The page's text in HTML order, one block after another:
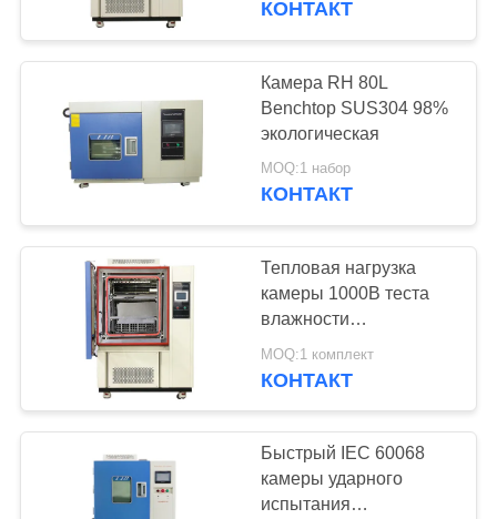
испытательной
камеры
56
UV камера
испытания
выветривания
КОНТАКТ
Камера RH 80L
Benchtop SUS304 98%
экологическая
MOQ:1 набор
КОНТАКТ
Тепловая нагрузка
камеры 1000В теста
влажности
температуры
тарировки
MOQ:1 комплект
КОНТАКТ
Быстрый IEC 60068
камеры ударного
испытания